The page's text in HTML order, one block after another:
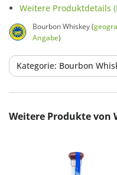
Weitere Produktdetails
Bourbon Whiskey (
Angabe)
Kategorie: Bourbon
Produktgalerie
Weitere Produkte